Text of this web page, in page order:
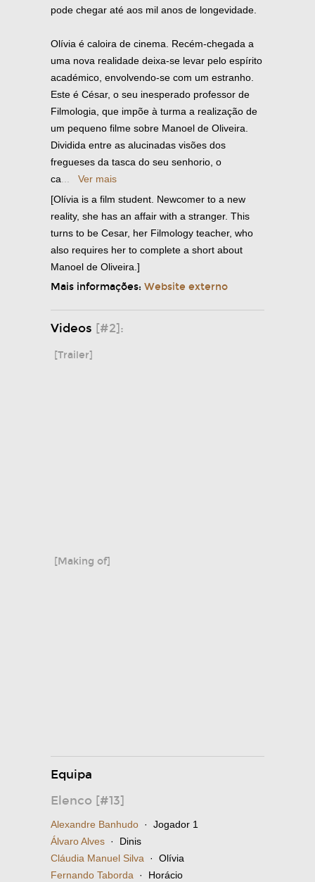
pode chegar até aos mil anos de longevidade.
Olívia é caloira de cinema. Recém-chegada a
uma nova realidade deixa-se levar pelo espírito
académico, envolvendo-se com um estranho.
Este é César, o seu inesperado professor de
Filmologia, que impõe à turma a realização de
um pequeno filme sobre Manoel de Oliveira.
Dividida entre as alucinadas visões dos
fregueses da tasca do seu senhorio, o
ca...
Ver mais
[Olívia is a film student. Newcomer to a new
reality, she has an affair with a stranger. This
turns to be Cesar, her Filmology teacher, who
also requires her to complete a short about
Manoel de Oliveira.]
Mais informações: Website externo
Videos [#2]:
[Trailer]
[Making of]
Equipa
Elenco [#13]
Alexandre Banhudo · Jogador 1
Álvaro Alves · Dinis
Cláudia Manuel Silva · Olívia
Fernando Taborda · Horácio